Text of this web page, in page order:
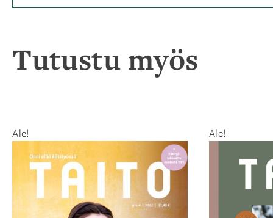
Tutustu myös
Ale! Ale!